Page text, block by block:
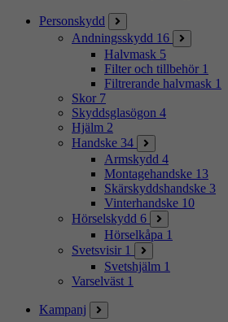
Personskydd
Andningsskydd 16
Halvmask 5
Filter och tillbehör 1
Filtrerande halvmask 1
Skor 7
Skyddsglasögon 4
Hjälm 2
Handske 34
Armskydd 4
Montagehandske 13
Skärskyddshandske 3
Vinterhandske 10
Hörselskydd 6
Hörselkåpa 1
Svetsvisir 1
Svetshjälm 1
Varselväst 1
Kampanj